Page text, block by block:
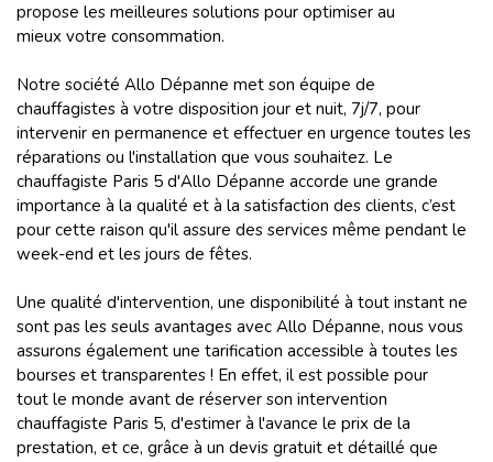
propose les meilleures solutions pour optimiser au
mieux votre consommation.
Notre société Allo Dépanne met son équipe de
chauffagistes à votre disposition jour et nuit, 7j/7, pour
intervenir en permanence et effectuer en urgence toutes les
réparations ou l'installation que vous souhaitez. Le
chauffagiste Paris 5 d'Allo Dépanne accorde une grande
importance à la qualité et à la satisfaction des clients, c’est
pour cette raison qu'il assure des services même pendant le
week-end et les jours de fêtes.
Une qualité d'intervention, une disponibilité à tout instant ne
sont pas les seuls avantages avec Allo Dépanne, nous vous
assurons également une tarification accessible à toutes les
bourses et transparentes ! En effet, il est possible pour
tout le monde avant de réserver son intervention
chauffagiste Paris 5, d'estimer à l'avance le prix de la
prestation, et ce, grâce à un devis gratuit et détaillé que